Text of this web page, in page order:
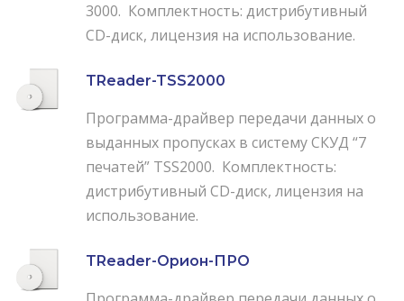
3000. Комплектность: дистрибутивный
CD-диск, лицензия на использование.
TReader-TSS2000
Программа-драйвер передачи данных о
выданных пропусках в систему СКУД “7
печатей” TSS2000. Комплектность:
дистрибутивный CD-диск, лицензия на
использование.
TReader-Орион-ПРО